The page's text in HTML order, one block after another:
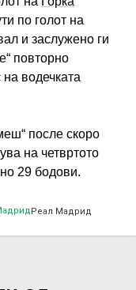
по голот на
и заслужено ги
повторно
водечката
после скоро
на четвртото
29 бодови.
Реал Мадрид